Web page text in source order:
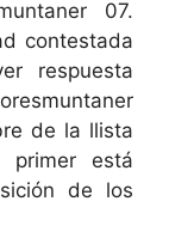
07.
contestada
respuesta
de la llista
primer está
de los